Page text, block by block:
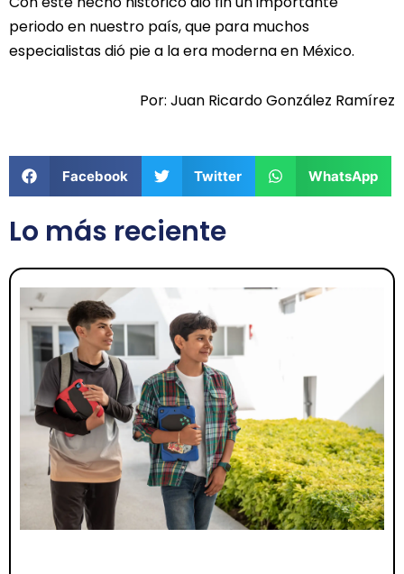
periodo en nuestro país, que para muchos
especialistas dió pie a la era moderna en México.
Por: Juan Ricardo González Ramírez
Facebook Twitter WhatsApp
Lo más reciente